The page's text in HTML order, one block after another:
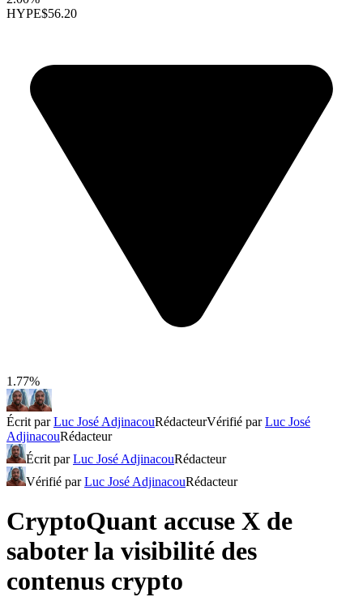
HYPE$56.20
1.77%
Écrit parLuc José AdjinacouRédacteurVérifié parLuc José
AdjinacouRédacteur
Écrit parLuc José AdjinacouRédacteur
Vérifié parLuc José AdjinacouRédacteur
CryptoQuant accuse X de
saboter la visibilité des
contenus crypto